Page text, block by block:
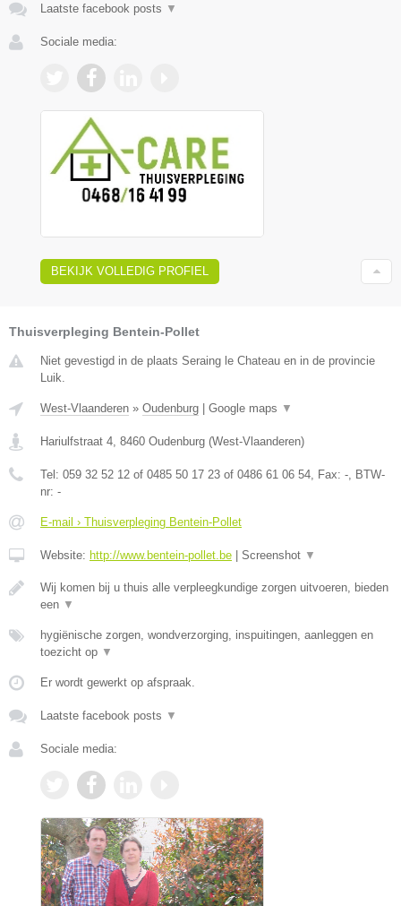
Laatste facebook posts ▼
Sociale media:
BEKIJK VOLLEDIG PROFIEL
Thuisverpleging Bentein-Pollet
Niet gevestigd in de plaats Seraing le Chateau en in de provincie
Luik.
West-Vlaanderen » Oudenburg Google maps ▼
Hariulfstraat 4, 8460 Oudenburg (West-Vlaanderen)
Tel: 059 32 52 12 of 0485 50 17 23 of 0486 61 06 54, Fax: -, BTW-
nr: -
E-mail › Thuisverpleging Bentein-Pollet
Website: http://www.bentein-pollet.be Screenshot ▼
Wij komen bij u thuis alle verpleegkundige zorgen uitvoeren, bieden
een ▼
hygiënische zorgen, wondverzorging, inspuitingen, aanleggen en
toezicht op ▼
Er wordt gewerkt op afspraak.
Laatste facebook posts ▼
Sociale media: